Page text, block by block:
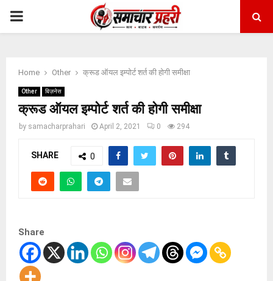
PRIMARY
Home Other क्रूड ऑयल इम्पोर्ट शर्त की होगी समीक्षा
Other बिज़नेस
क्रूड ऑयल इम्पोर्ट शर्त की होगी समीक्षा
by samacharprahari April 2, 2021 0 294
SHARE 0
Share